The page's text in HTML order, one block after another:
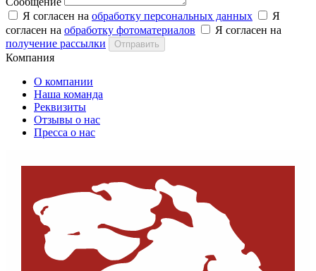
Я согласен на обработку персональных данных
Я
согласен на обработку фотоматериалов
Я согласен на
получение рассылки
Отправить
Компания
О компании
Наша команда
Реквизиты
Отзывы о нас
Пресса о нас